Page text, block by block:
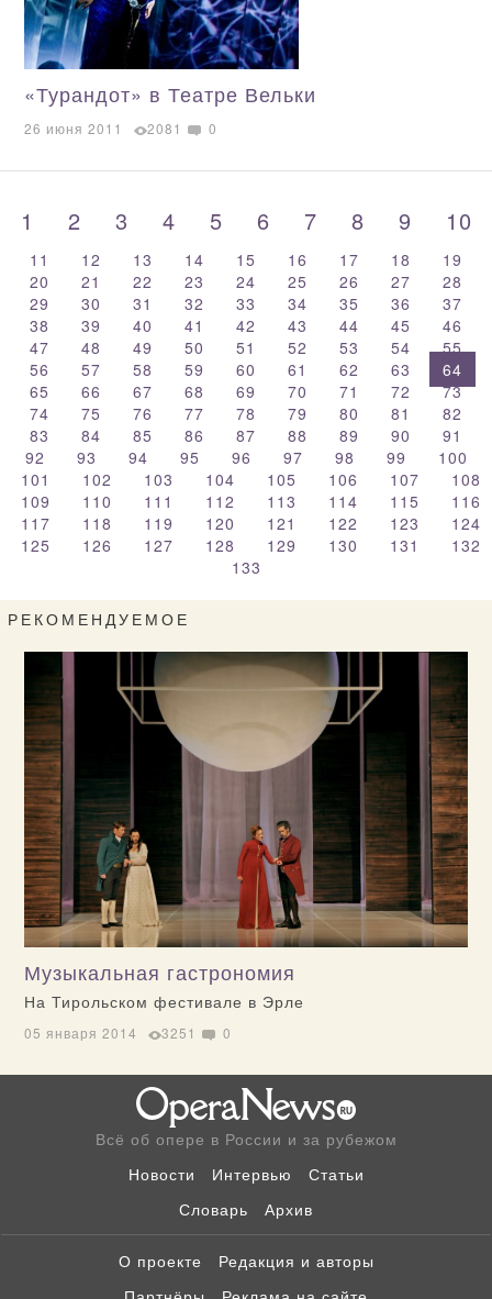
«Турандот» в Театре Вельки
26 июня 2011 2081 0
1 2 3 4 5 6 7 8 9 10
11 12 13 14 15 16 17 18
19
20
21 22 23 24 25 26 27
28
29
30 31 32 33 34 35 36
37
38
39 40 41 42 43 44 45
46
47
48 49 50 51 52 53 54
55
56
57 58 59 60 61 62 63
64
65
66 67 68 69 70 71 72
73
74
75 76 77 78 79 80 81
82
83
84 85 86 87 88 89 90
91
92
93 94 95 96 97 98 99
100
101
102 103 104 105 106 107
108
109
110 111 112 113 114 115
116
117
118 119 120 121 122 123
124
125
126 127 128 129 130 131
132
133
РЕКОМЕНДУЕМОЕ
Музыкальная гастрономия
На Тирольском фестивале в Эрле
05 января 2014 3251 0
Всё об опере в России и за рубежом
Новости
Интервью
Статьи
Словарь
Архив
О проекте
Редакция и авторы